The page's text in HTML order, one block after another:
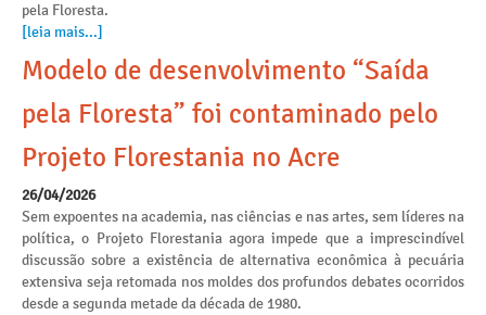
pela Floresta.
[leia mais...]
Modelo de desenvolvimento “Saída
pela Floresta” foi contaminado pelo
Projeto Florestania no Acre
26/04/2026
Sem expoentes na academia, nas ciências e nas artes, sem líderes na
política, o Projeto Florestania agora impede que a imprescindível
discussão sobre a existência de alternativa econômica à pecuária
extensiva seja retomada nos moldes dos profundos debates ocorridos
desde a segunda metade da década de 1980.